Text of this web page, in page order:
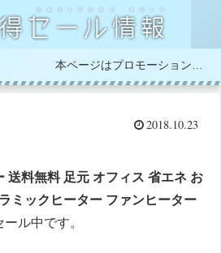
2018.10.23
送料無料 足元 オフィス 省エネ お
ミックヒーター ファンヒーター
ル中です。